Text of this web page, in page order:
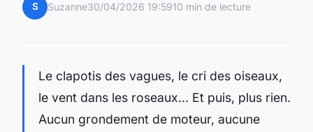
S Suzanne30/04/2026 19:5910 min de lecture
Le clapotis des vagues, le cri des oiseaux,
le vent dans les roseaux… Et puis, plus rien.
Aucun grondement de moteur, aucune